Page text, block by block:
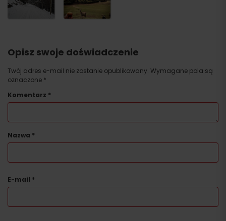
Opisz swoje doświadczenie
Twój adres e-mail nie zostanie opublikowany. Wymagane pola są
oznaczone *
Komentarz *
Nazwa *
E-mail *